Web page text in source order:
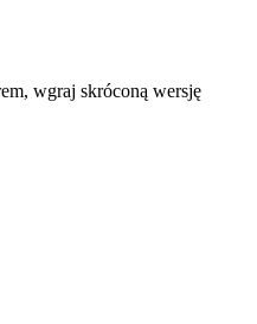
wgraj skróconą wersję